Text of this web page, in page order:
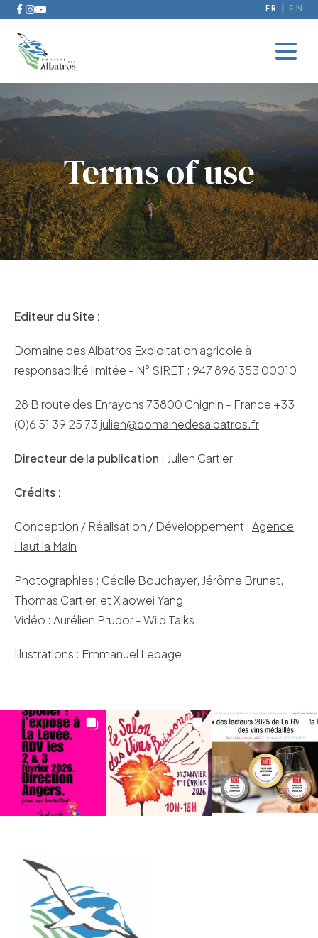
FR EN
Terms of use
Editeur du Site :
Domaine des Albatros Exploitation agricole à
responsabilité limitée - N° SIRET : 947 896 353 00010
28 B route des Enrayons 73800 Chignin - France +33
(0)6 51 39 25 73 julien@domainedesalbatros.fr
Directeur de la publication : Julien Cartier
Crédits :
Conception / Réalisation / Développement : Agence
Haut la Main
Photographies : Cécile Bouchayer, Jérôme Brunet,
Thomas Cartier, et Xiaowei Yang
Vidéo : Aurélien Prudor - Wild Talks
Illustrations : Emmanuel Lepage